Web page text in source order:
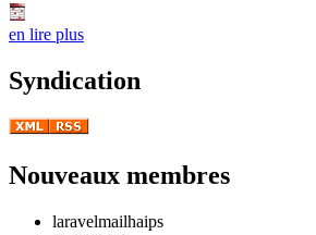
en lire plus
Syndication
Nouveaux membres
laravelmailhaips